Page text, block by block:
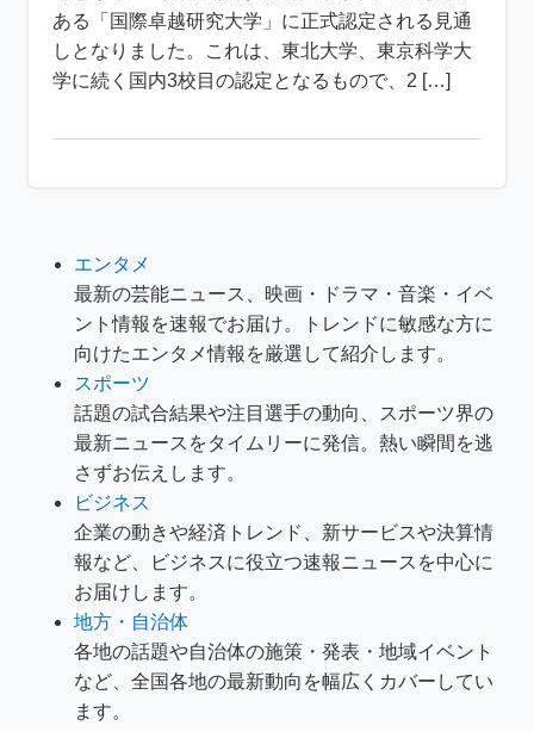
ある「国際卓越研究大学」に正式認定される見通
しとなりました。これは、東北大学、東京科学大
学に続く国内3校目の認定となるもので、2 […]
エンタメ
最新の芸能ニュース、映画・ドラマ・音楽・イベ
ント情報を速報でお届け。トレンドに敏感な方に
向けたエンタメ情報を厳選して紹介します。
スポーツ
話題の試合結果や注目選手の動向、スポーツ界の
最新ニュースをタイムリーに発信。熱い瞬間を逃
さずお伝えします。
ビジネス
企業の動きや経済トレンド、新サービスや決算情
報など、ビジネスに役立つ速報ニュースを中心に
お届けします。
地方・自治体
各地の話題や自治体の施策・発表・地域イベント
など、全国各地の最新動向を幅広くカバーしてい
ます。